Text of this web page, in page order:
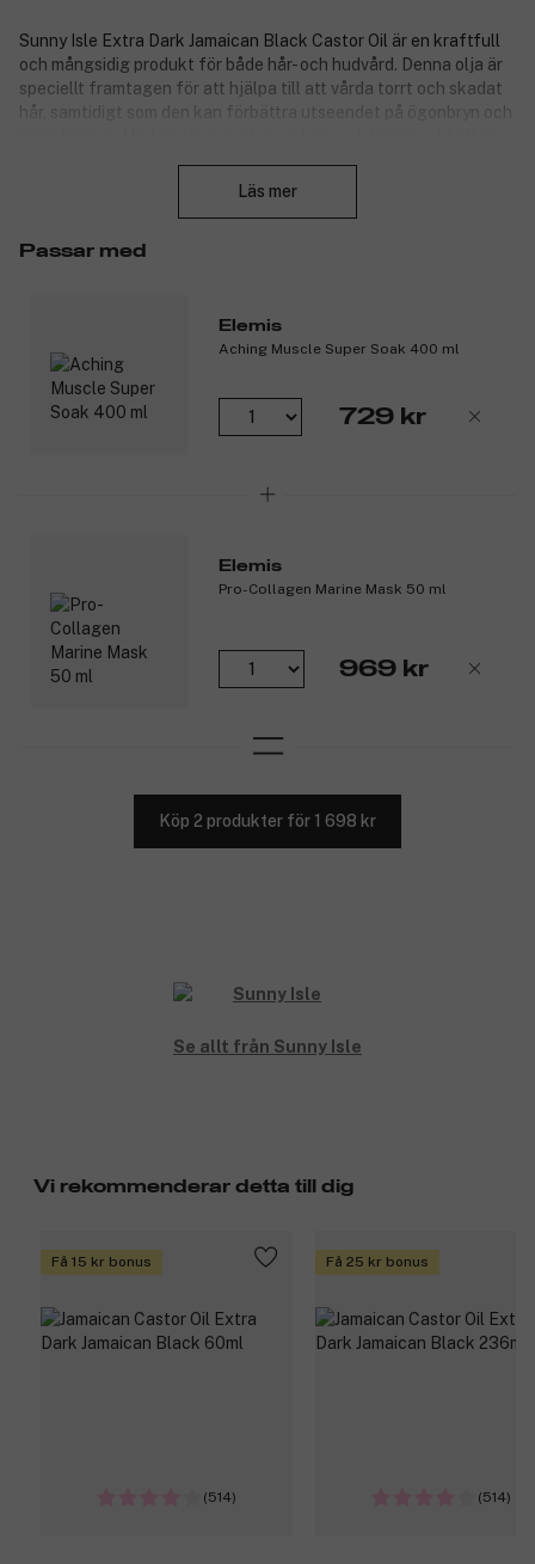
Sunny Isle Extra Dark Jamaican Black Castor Oil är en kraftfull
och mångsidig produkt för både hår- och hudvård. Denna olja är
speciellt framtagen för att hjälpa till att vårda torrt och skadat
hår, samtidigt som den kan förbättra utseendet på ögonbryn och
hårbotten och behandla torrt eller matt hår.
Egenskaper och fördelar:
Potentiellt användbar för att förbättra utseendet på
ögonfransar och ögonbryn.
Kan fungera som en fuktighetskräm för både hår och hud.
Kan vara lämplig för aknebenägen hud.
Rik formula som kan hjälpa till att hantera olika hud- och
Läs mer
Passar med
Elemis
Aching Muscle Super Soak 400 ml
729 kr
Elemis
Pro-Collagen Marine Mask 50 ml
969 kr
Köp 2 produkter för 1 698 kr
Se allt från Sunny Isle
Vi rekommenderar detta till dig
Få 15 kr bonus
(514)
Få 25 kr bonus
(514)